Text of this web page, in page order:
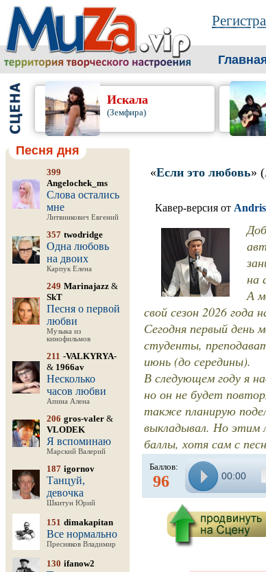
Искала
(Земфира)
Песня дня
399
Angelochek_ms
Слова остались
мне
Литвинкович Евгений
357 twodridge
Одна любовь
на двоих
Карпук Елена
249 Marinajazz &
SkT
Песня о первой
любви
Музыка из
кинофильмов
211 -VALKYRYA-
& 1966av
Несколько
часов любви
Апина Алена
206 gros-valer &
VLODEK
Я вспоминаю
Марский Валерий
187 igornov
Танцуй,
девочка
Шкитун Юрий
151 dimakapitan
Все нормально
Пресняков Владимир
130 ifanow2
«Если это любовь»
Кавер-версия от
на
А
свой сезон 2026 года
Сегодня первый
студенты,
июнь (до середины).
В следующем году я
но он не будет
также планирую
выкладывал. Но этим
баллы, хотя сам с
Баллов:
96 00:00